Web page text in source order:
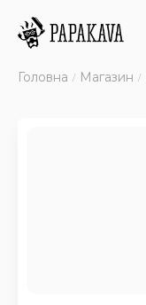
Головна Магазин